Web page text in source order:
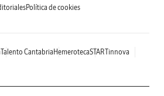
Política de cookies
Talento Cantabria HemerotecaSTARTinnova